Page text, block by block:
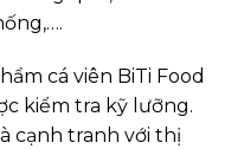
cá viên BiTi Food
kiểm tra kỹ lưỡng.
cạnh tranh với thị